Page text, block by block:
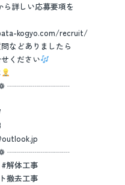
ら詳しい応募要項を
kogyo.com/recruit/
などありましたら
ください
┈┈┈┈┈┈┈┈
┈┈┈┈┈┈┈┈
解体工事
撤去工事